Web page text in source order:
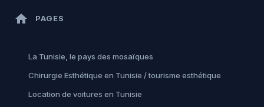
home PAGES
La Tunisie, le pays des mosaïques
Chirurgie Esthétique en Tunisie / tourisme esthétique
Location de voitures en Tunisie